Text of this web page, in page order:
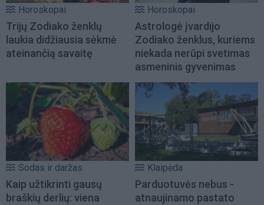
Horoskopai
Trijų Zodiako ženklų
laukia didžiausia sėkmė
ateinančią savaitę
Horoskopai
Astrologė įvardijo
Zodiako ženklus, kuriems
niekada nerūpi svetimas
asmeninis gyvenimas
Sodas ir daržas
Kaip užtikrinti gausų
braškių derlių: viena
Klaipėda
Parduotuvės nebus -
atnaujinamo pastato